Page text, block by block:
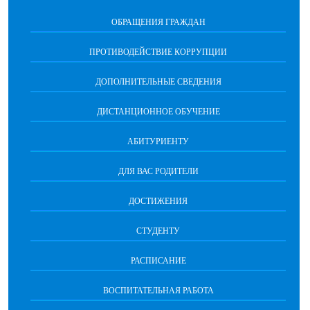
ОБРАЩЕНИЯ ГРАЖДАН
ПРОТИВОДЕЙСТВИЕ КОРРУПЦИИ
ДОПОЛНИТЕЛЬНЫЕ СВЕДЕНИЯ
ДИСТАНЦИОННОЕ ОБУЧЕНИЕ
АБИТУРИЕНТУ
ДЛЯ ВАС РОДИТЕЛИ
ДОСТИЖЕНИЯ
СТУДЕНТУ
РАСПИСАНИЕ
ВОСПИТАТЕЛЬНАЯ РАБОТА